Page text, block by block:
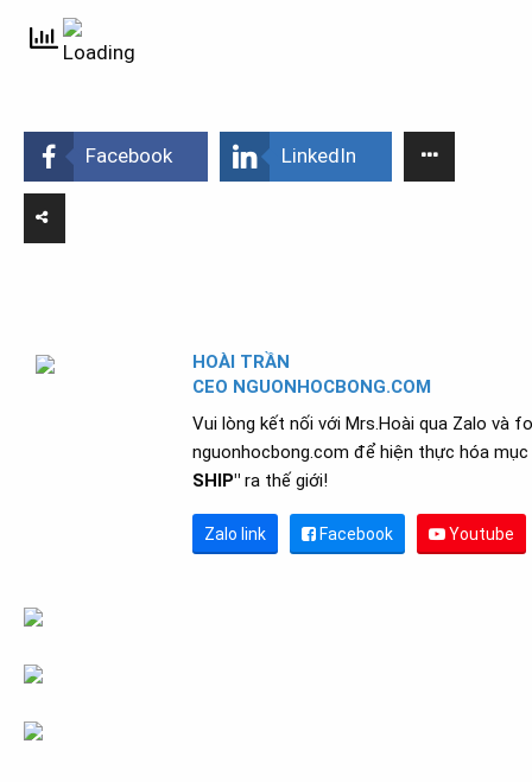
Facebook LinkedIn
HOÀI TRẦN
CEO NGUONHOCBONG.COM
Vui lòng kết nối với Mrs.Hoài qua Zalo và
nguonhocbong.com để hiện thực hóa
SHIP" ra thế giới!
Zalo link Facebook Youtube